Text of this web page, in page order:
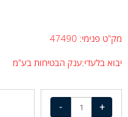
מק"ט פנימי: 47490
יבוא בלעדי:ענק הבטיחות בע"מ